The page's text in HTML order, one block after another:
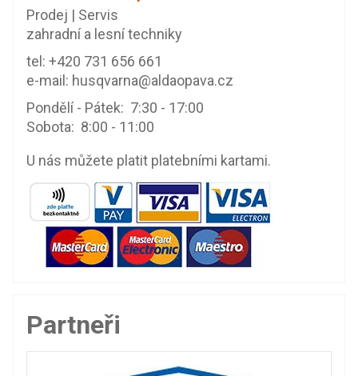
Prodej | Servis
zahradní a lesní techniky
tel: +420 731 656 661
e-mail: husqvarna@aldaopava.cz
Pondělí - Pátek: 7:30 - 17:00
Sobota: 8:00 - 11:00
U nás můžete platit platebními kartami.
Partneři